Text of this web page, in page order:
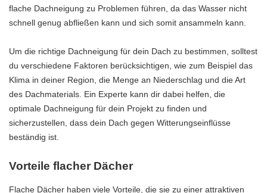
flache Dachneigung zu Problemen führen, da das Wasser nicht
schnell genug abfließen kann und sich somit ansammeln kann.
Um die richtige Dachneigung für dein Dach zu bestimmen, solltest
du verschiedene Faktoren berücksichtigen, wie zum Beispiel das
Klima in deiner Region, die Menge an Niederschlag und die Art
des Dachmaterials. Ein Experte kann dir dabei helfen, die
optimale Dachneigung für dein Projekt zu finden und
sicherzustellen, dass dein Dach gegen Witterungseinflüsse
beständig ist.
Vorteile flacher Dächer
Flache Dächer haben viele Vorteile, die sie zu einer attraktiven